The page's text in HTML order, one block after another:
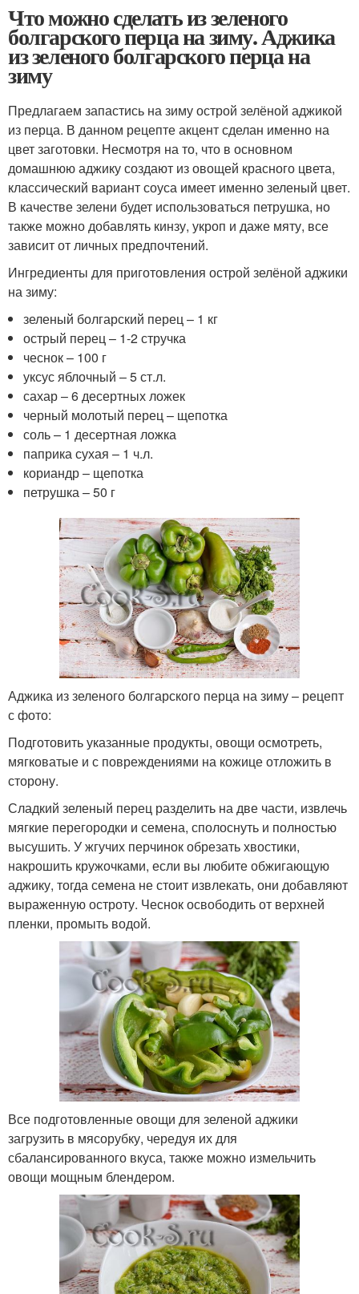
Что можно сделать из зеленого
болгарского перца на зиму. Аджика
из зеленого болгарского перца на
зиму
Предлагаем запастись на зиму острой зелёной аджикой
из перца. В данном рецепте акцент сделан именно на
цвет заготовки. Несмотря на то, что в основном
домашнюю аджику создают из овощей красного цвета,
классический вариант соуса имеет именно зеленый цвет.
В качестве зелени будет использоваться петрушка, но
также можно добавлять кинзу, укроп и даже мяту, все
зависит от личных предпочтений.
Ингредиенты для приготовления острой зелёной аджики
на зиму:
зеленый болгарский перец – 1 кг
острый перец – 1-2 стручка
чеснок – 100 г
уксус яблочный – 5 ст.л.
сахар – 6 десертных ложек
черный молотый перец – щепотка
соль – 1 десертная ложка
паприка сухая – 1 ч.л.
кориандр – щепотка
петрушка – 50 г
Аджика из зеленого болгарского перца на зиму – рецепт
с фото:
Подготовить указанные продукты, овощи осмотреть,
мягковатые и с повреждениями на кожице отложить в
сторону.
Сладкий зеленый перец разделить на две части, извлечь
мягкие перегородки и семена, сполоснуть и полностью
высушить. У жгучих перчинок обрезать хвостики,
накрошить кружочками, если вы любите обжигающую
аджику, тогда семена не стоит извлекать, они добавляют
выраженную остроту. Чеснок освободить от верхней
пленки, промыть водой.
Все подготовленные овощи для зеленой аджики
загрузить в мясорубку, чередуя их для
сбалансированного вкуса, также можно измельчить
овощи мощным блендером.